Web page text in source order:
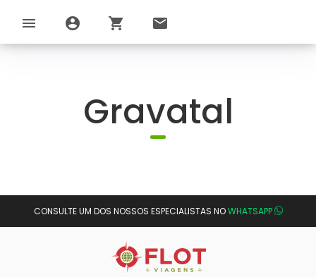
menu account_circle shopping_cart email
Gravatal
CONSULTE UM DOS NOSSOS ESPECIALISTAS NOWHATSAPP